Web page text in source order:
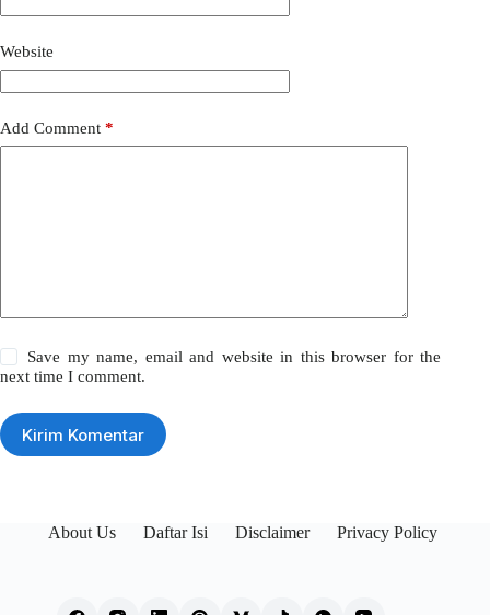
Website
Add Comment *
Save my name, email and website in this browser for the
next time I comment.
Kirim Komentar
About Us Daftar Isi Disclaimer Privacy Policy